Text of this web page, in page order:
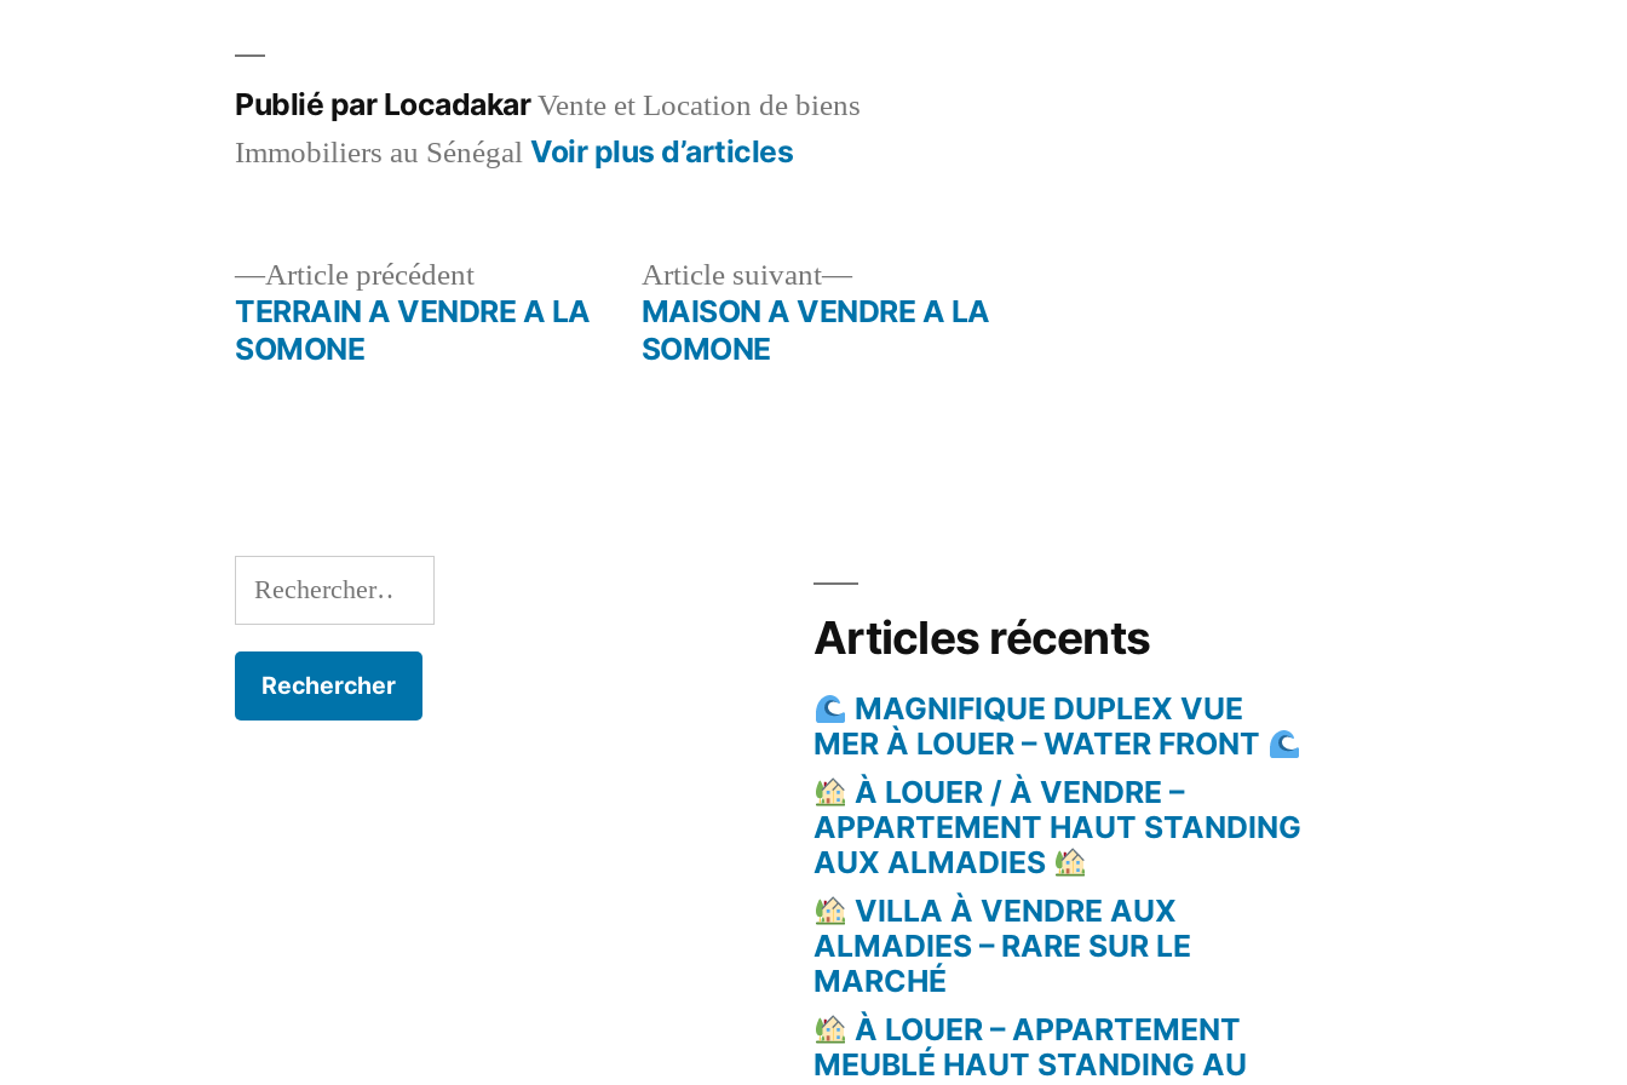
Publié par LocadakarVente et Location de biens
Immobiliers au SénégalVoir plus d’articles
Navigation
Article précédentArticle
précédent :
TERRAIN A VENDRE A LA
SOMONE
Article suivant
Article
suivant :
MAISON A VENDRE A LA
SOMONE
Rechercher :
Articles récents
MAGNIFIQUE DUPLEX VUE
MER À LOUER – WATER FRONT
À LOUER / À VENDRE –
APPARTEMENT HAUT STANDING
AUX ALMADIES
VILLA À VENDRE AUX
ALMADIES – RARE SUR LE
MARCHÉ
À LOUER – APPARTEMENT
MEUBLÉ HAUT STANDING AU